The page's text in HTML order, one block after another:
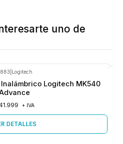
uno de
Logitech
Logitech MK540
+ IVA
DETALLES